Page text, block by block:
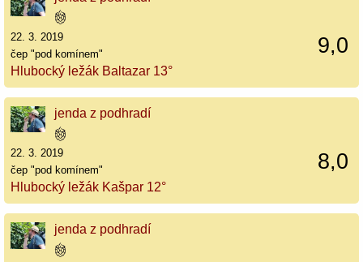
9,0
22. 3. 2019
čep "pod komínem"
Hlubocký ležák Baltazar 13°
jenda z podhradí
8,0
22. 3. 2019
čep "pod komínem"
Hlubocký ležák Kašpar 12°
jenda z podhradí